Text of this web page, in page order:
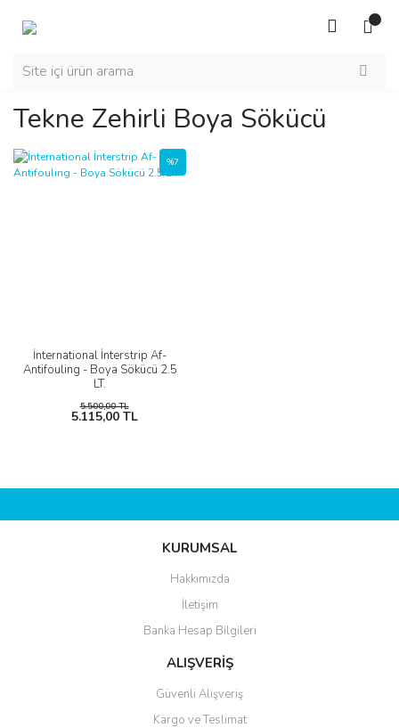
Tekne Zehirli Boya Sökücü
İnternational İnterstrip Af-
Antifouling - Boya Sökücü 2.5
LT.
%7
5.500,00 TL
5.115,00 TL
KURUMSAL
Hakkımızda
İletişim
Banka Hesap Bilgileri
ALIŞVERİŞ
Güvenli Alışveriş
Kargo ve Teslimat